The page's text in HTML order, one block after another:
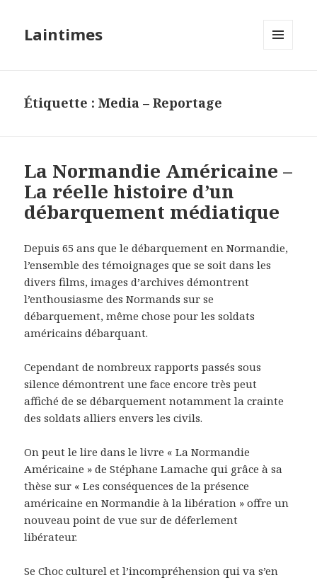
Laintimes
Étiquette :Media – Reportage
La Normandie Américaine –
La réelle histoire d’un
débarquement médiatique
Depuis 65 ans que le débarquement en Normandie,
l’ensemble des témoignages que se soit dans les
divers films, images d’archives démontrent
l’enthousiasme des Normands sur se
débarquement, même chose pour les soldats
américains débarquant.
Cependant de nombreux rapports passés sous
silence démontrent une face encore très peut
affiché de se débarquement notamment la crainte
des soldats alliers envers les civils.
On peut le lire dans le livre « La Normandie
Américaine » de Stéphane Lamache qui grâce à sa
thèse sur « Les conséquences de la présence
américaine en Normandie à la libération » offre un
nouveau point de vue sur de déferlement
libérateur.
Se Choc culturel et l’incompréhension qui va s’en